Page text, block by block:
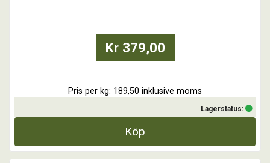
Kr 379,00
Pris per kg: 189,50 inklusive moms
Lagerstatus:
Köp